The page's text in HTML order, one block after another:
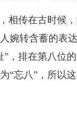
相传在古时候
婉转含蓄的表
”，排在第八位
“忘八”，所以